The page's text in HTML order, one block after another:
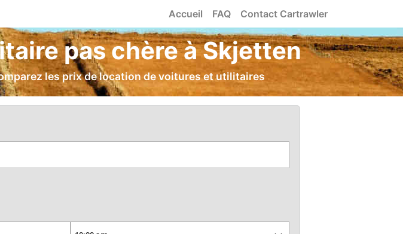
Accueil FAQ Contact Cartrawler
pas chère à Skjetten
les prix de location de voitures et utilitaires